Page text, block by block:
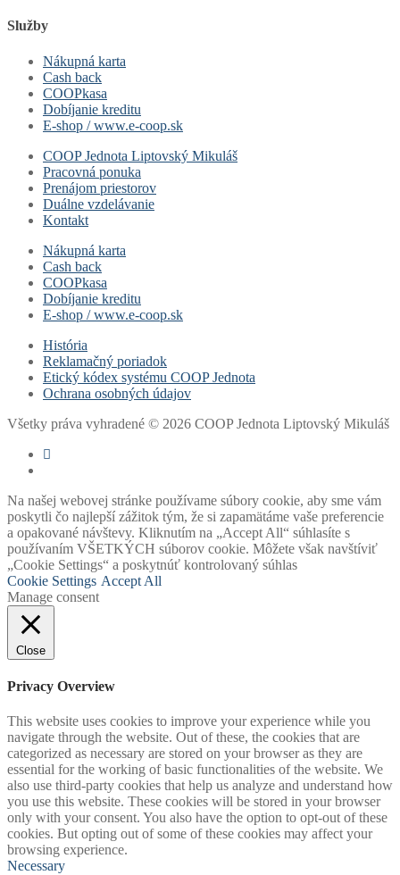
Služby
Nákupná karta
Cash back
COOPkasa
Dobíjanie kreditu
E-shop / www.e-coop.sk
COOP Jednota Liptovský Mikuláš
Pracovná ponuka
Prenájom priestorov
Duálne vzdelávanie
Kontakt
Nákupná karta
Cash back
COOPkasa
Dobíjanie kreditu
E-shop / www.e-coop.sk
História
Reklamačný poriadok
Etický kódex systému COOP Jednota
Ochrana osobných údajov
Všetky práva vyhradené © 2026 COOP Jednota Liptovský Mikuláš
Na našej webovej stránke používame súbory cookie, aby sme vám
poskytli čo najlepší zážitok tým, že si zapamätáme vaše preferencie
a opakované návštevy. Kliknutím na „Accept All“ súhlasíte s
používaním VŠETKÝCH súborov cookie. Môžete však navštíviť
„Cookie Settings“ a poskytnúť kontrolovaný súhlas
Cookie Settings Accept All
Manage consent
Close
Privacy Overview
This website uses cookies to improve your experience while you
navigate through the website. Out of these, the cookies that are
categorized as necessary are stored on your browser as they are
essential for the working of basic functionalities of the website. We
also use third-party cookies that help us analyze and understand how
you use this website. These cookies will be stored in your browser
only with your consent. You also have the option to opt-out of these
cookies. But opting out of some of these cookies may affect your
browsing experience.
Necessary